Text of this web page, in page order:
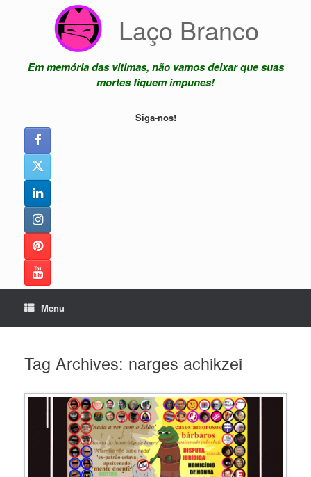
Laço Branco
Em memória das vítimas, não vamos deixar que suas
mortes fiquem impunes!
Siga-nos!
Menu
Tag Archives: narges achikzei